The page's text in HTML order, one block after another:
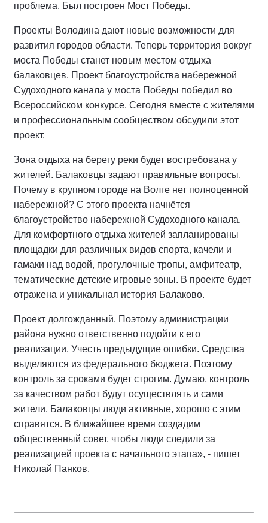
проблема. Был построен Мост Победы.
Проекты Володина дают новые возможности для
развития городов области. Теперь территория вокруг
моста Победы станет новым местом отдыха
балаковцев. Проект благоустройства набережной
Судоходного канала у моста Победы победил во
Всероссийском конкурсе. Сегодня вместе с жителями
и профессиональным сообществом обсудили этот
проект.
Зона отдыха на берегу реки будет востребована у
жителей. Балаковцы задают правильные вопросы.
Почему в крупном городе на Волге нет полноценной
набережной? С этого проекта начнётся
благоустройство набережной Судоходного канала.
Для комфортного отдыха жителей запланированы
площадки для различных видов спорта, качели и
гамаки над водой, прогулочные тропы, амфитеатр,
тематические детские игровые зоны. В проекте будет
отражена и уникальная история Балаково.
Проект долгожданный. Поэтому администрации
района нужно ответственно подойти к его
реализации. Учесть предыдущие ошибки. Средства
выделяются из федерального бюджета. Поэтому
контроль за сроками будет строгим. Думаю, контроль
за качеством работ будут осуществлять и сами
жители. Балаковцы люди активные, хорошо с этим
справятся. В ближайшее время создадим
общественный совет, чтобы люди следили за
реализацией проекта с начального этапа», - пишет
Николай Панков.